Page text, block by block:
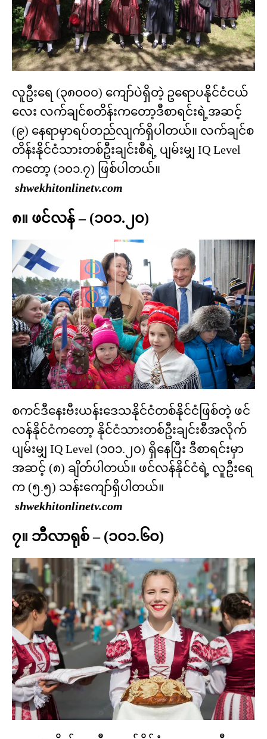
လူဦးရေ (၃၈၀၀၀) ကျော်ပဲရှိတဲ့ ဥရောပနိုင်ငံငယ်
လေး လက်ချင်စတိန်းကတော့ဒီစာရင်းရဲ့အဆင့်
(၉) နေရာမှာရပ်တည်လျက်ရှိပါတယ်။ လက်ချင်စ
တိန်းနိုင်ငံသားတစ်ဦးချင်းစီရဲ့ ပျမ်းမျှ IQ Level
ကတော့ (၁၀၁.၇) ဖြစ်ပါတယ်။
shwekhitonlinetv.com
၈။ ဖင်လန် – (၁၀၁.၂၀)
စကင်ဒီနေးဗီးယန်းဒေသနိုင်ငံတစ်နိုင်ငံဖြစ်တဲ့ ဖင်
လန်နိုင်ငံကတော့ နိုင်ငံသားတစ်ဦးချင်းစီအလိုက်
ပျမ်းမျှ IQ Level (၁၀၁.၂၀) ရှိနေပြီး ဒီစာရင်းမှာ
အဆင့် (၈) ချိတ်ပါတယ်။ ဖင်လန်နိုင်ငံရဲ့ လူဦးရေ
က (၅.၅) သန်းကျော်ရှိပါတယ်။
shwekhitonlinetv.com
၇။ ဘီလာရုစ် – (၁၀၁.၆၀)